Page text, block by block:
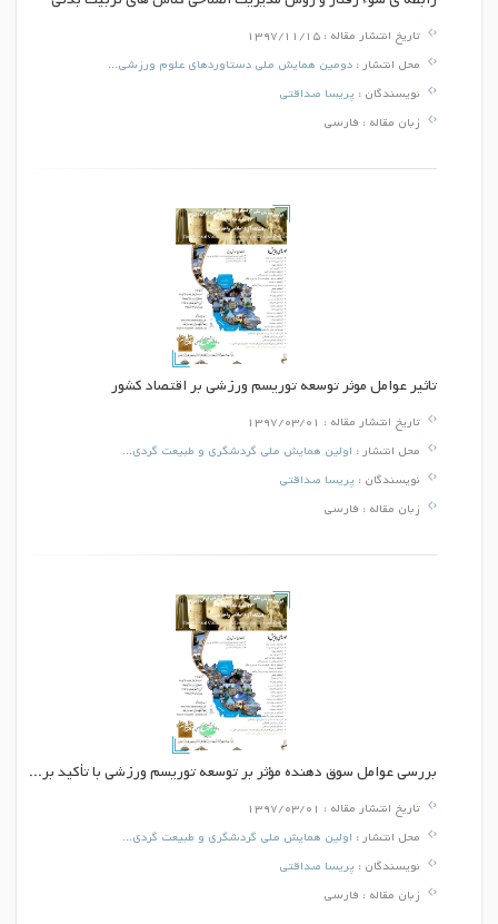
تاریخ انتشار مقاله : 1397/11/15
محل انتشار : دومین همایش ملی دستاوردهای علوم ورزشی...
نویسندگان : پریسا صداقتی
زبان مقاله : فارسی
تاثیر عوامل موثر توسعه توريسم ورزشي بر اقتصاد کشور
تاریخ انتشار مقاله : 1397/03/01
محل انتشار : اولین همایش ملی گردشگری و طبیعت گردی...
نویسندگان : پریسا صداقتی
زبان مقاله : فارسی
بررسی عوامل سوق دهنده مؤثر بر توسعه توریسم ورزشی با تأکید بر...
تاریخ انتشار مقاله : 1397/03/01
محل انتشار : اولین همایش ملی گردشگری و طبیعت گردی...
نویسندگان : پریسا صداقتی
زبان مقاله : فارسی